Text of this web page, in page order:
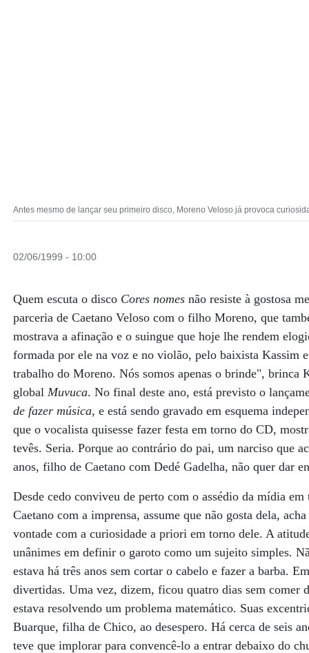
Antes mesmo de lançar seu primeiro disco, Moreno Veloso já provoca
02/06/1999 - 10:00
Quem escuta o disco Cores nomes não resiste à gostosa
parceria de Caetano Veloso com o filho Moreno, que
mostrava a afinação e o suingue que hoje lhe rendem
formada por ele na voz e no violão, pelo baixista Kassim
trabalho do Moreno. Nós somos apenas o brinde", brinca
globalMuvuca. No final deste ano, está previsto o
de fazer música, e está sendo gravado em esquema
que o vocalista quisesse fazer festa em torno do CD,
tevês. Seria. Porque ao contrário do pai, um narciso que
anos, filho de Caetano com Dedé Gadelha, não quer dar
Desde cedo conviveu de perto com o assédio da mídia
Caetano com a imprensa, assume que não gosta dela,
vontade com a curiosidade a priori em torno dele. A
unânimes em definir o garoto como um sujeito simples.
estava há três anos sem cortar o cabelo e fazer a barba.
divertidas. Uma vez, dizem, ficou quatro dias sem comer
estava resolvendo um problema matemático. Suas
Buarque, filha de Chico, ao desespero. Há cerca de seis
teve que implorar para convencê-lo a entrar debaixo do